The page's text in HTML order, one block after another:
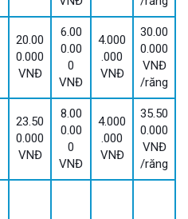
20.00
0.000
VNĐ
6.00
0.00
0
VNĐ
4.000
.000
VNĐ
30.00
0.000
VNĐ
/răng
23.50
0.000
VNĐ
8.00
0.00
0
VNĐ
4.000
.000
VNĐ
35.50
0.000
VNĐ
/răng